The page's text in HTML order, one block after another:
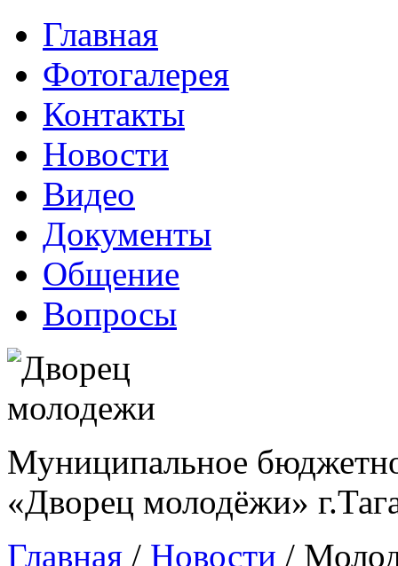
Главная
Фотогалерея
Контакты
Новости
Видео
Документы
Общение
Вопросы
Муниципальное
«Дворец молодёжи»
Главная / Новости /